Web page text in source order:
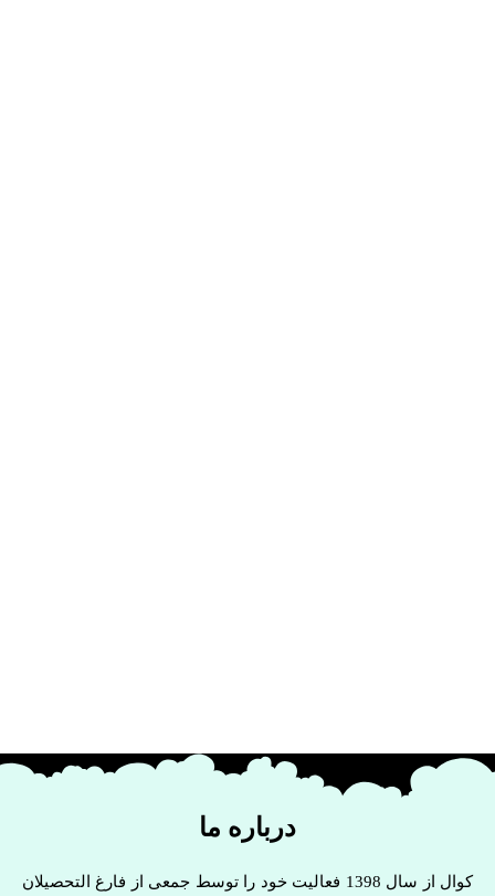
درباره ما
کوال از سال 1398 فعالیت خود را توسط جمعی از فارغ التحصیلان